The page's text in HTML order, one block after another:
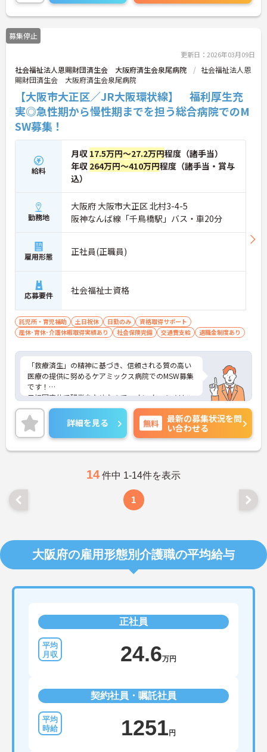
募集停止
更新日：2026年03月09日
社会福祉法人恩賜財団済生会 大阪府済生会泉尾病院
社会福祉法人恩
賜財団済生会 大阪府済生会泉尾病院
【大阪市大正区／JR大阪環状線】 福利厚生充
実◎急性期から慢性期までを担う総合病院でのM
SW募集！
給料
月収 17.5万円～27.2万円程度（諸手当）
年収 264万円～410万円程度（諸手当・賞与
込）
勤務地
大阪府 大阪市大正区 北村3-4-5
阪神なんば線「千鳥橋駅」バス・車20分
雇用形態 正社員(正職員)
応募要件 社会福祉士資格
託児所・育児補助 土日祝休 日勤のみ
資格取得サポート
産休･育休･介護休暇取得実績あり
社会保険完備 交通費支給 退職金制度あり
「救療済生」の精神に基づき、信頼される質の高い
医療の提供に努めるケアミックス病院でのMSW募集
です！
日祝固定休で残業少なめなので、オンオフのメリハ
リをつけて働くことが出来ます。
また各種手当や福利厚生も充実しているので、安心
して長く働くことが出来る環境が整っていますよ。
興味をお持ちの方はお気軽にお問い合わせ下さい！
詳細を見る 無料
最新の募集状況を問
い合わせる
14 件中 1-14件を表示
1
大阪府の雇用形態別介護職の平均給与
正社員
24.6万円
契約社員・嘱託社員
1251円